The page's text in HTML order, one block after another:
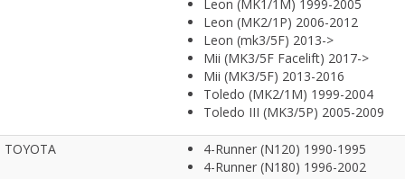
Leon (MK1/1M) 1999-2005
Leon (MK2/1P) 2006-2012
Leon (mk3/5F) 2013->
Mii (MK3/5F Facelift) 2017->
Mii (MK3/5F) 2013-2016
Toledo (MK2/1M) 1999-2004
Toledo III (MK3/5P) 2005-2009
TOYOTA
4-Runner (N120) 1990-1995
4-Runner (N180) 1996-2002